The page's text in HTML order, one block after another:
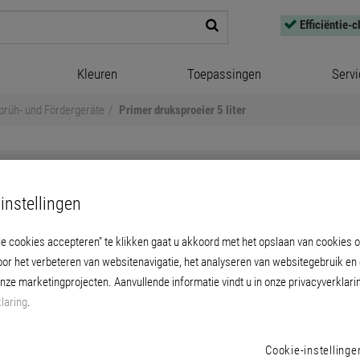
Efficiëntie-
Kleuren Toepassingen
und Fördergeräte Primer druksproeier 5 liter
Primer druksproeier 5 liter
van dunvloeibare media zoals
cookies accepteren” te klikken gaat u akkoord met het opslaan van cookies
het verbeteren van websitenavigatie, het analyseren van websitegebruik en
marketingprojecten. Aanvullende informatie vindt u in onze
.
Cookie-